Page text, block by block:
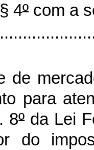
4º com a
de
para
8ºda Lei
do